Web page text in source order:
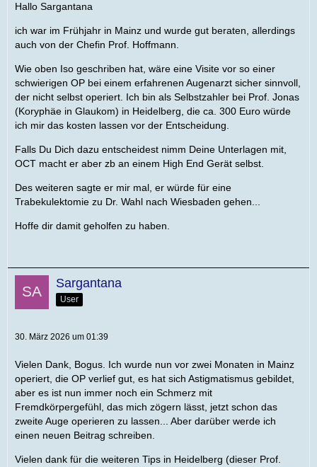
Hallo Sargantana
ich war im Frühjahr in Mainz und wurde gut beraten, allerdings
auch von der Chefin Prof. Hoffmann.
Wie oben Iso geschriben hat, wäre eine Visite vor so einer
schwierigen OP bei einem erfahrenen Augenarzt sicher sinnvoll,
der nicht selbst operiert. Ich bin als Selbstzahler bei Prof. Jonas
(Koryphäe in Glaukom) in Heidelberg, die ca. 300 Euro würde
ich mir das kosten lassen vor der Entscheidung.
Falls Du Dich dazu entscheidest nimm Deine Unterlagen mit,
OCT macht er aber zb an einem High End Gerät selbst.
Des weiteren sagte er mir mal, er würde für eine
Trabekulektomie zu Dr. Wahl nach Wiesbaden gehen...
Hoffe dir damit geholfen zu haben.
Sargantana
User
30. März 2026 um 01:39
Vielen Dank, Bogus. Ich wurde nun vor zwei Monaten in Mainz
operiert, die OP verlief gut, es hat sich Astigmatismus gebildet,
aber es ist nun immer noch ein Schmerz mit
Fremdkörpergefühl, das mich zögern lässt, jetzt schon das
zweite Auge operieren zu lassen... Aber darüber werde ich
einen neuen Beitrag schreiben.
Vielen dank für die weiteren Tips in Heidelberg (dieser Prof.